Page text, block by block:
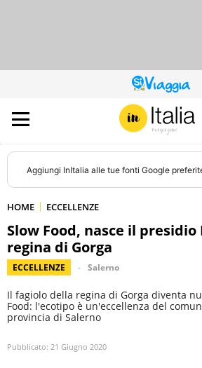
QUESTO
SITO
ALL’AUDIENCE
DI
Aggiungi InItalia alle tue fonti Google
HOME ECCELLENZE
Slow Food, nasce il presidio
regina di Gorga
ECCELLENZE Salerno
Il fagiolo della regina di Gorga diventa
Food: l'ecotipo è un'eccellenza del
provincia di Salerno
Pubblicato: 21 Giugno 2020